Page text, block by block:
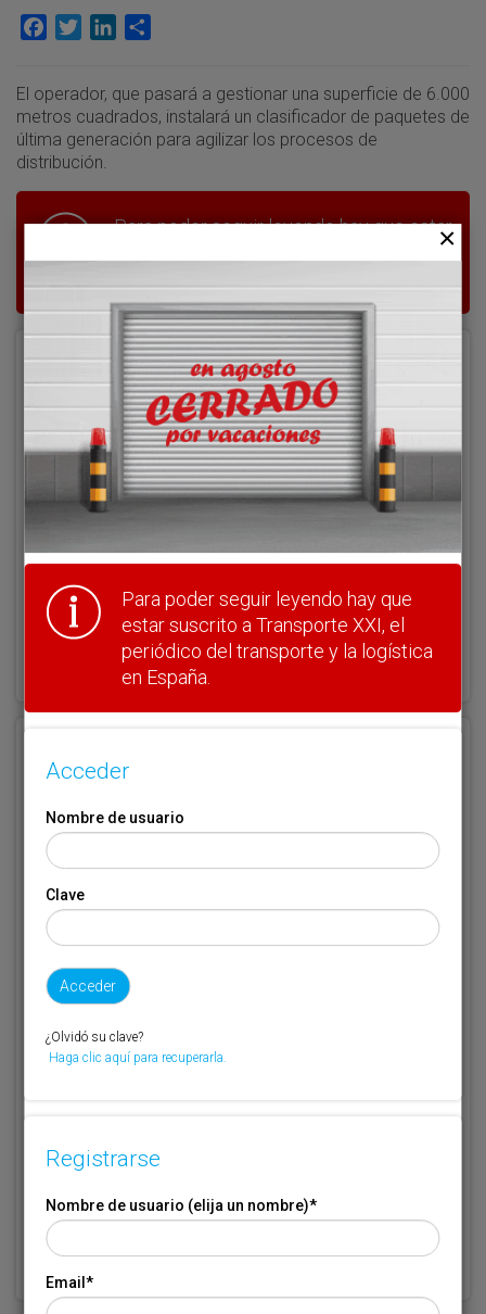
Facebook
TwitterLinkedIn
El operador, que pasará a gestionar una superficie de 6.000
metros cuadrados, instalará un clasificador de paquetes de
última generación para agilizar los procesos de
distribución.
Para poder seguir leyendo hay que estar
Nombre de usuario
Clave
¿Olvidó su clave?
Haga clic aquí para recuperarla.
Registrarse
Si no recuerda o no tiene a mano su código de suscriptor llame al
teléfono 944 400 000 y se lo recordaremos.
Por favor indique que ha leído y está de acuerdo con las
Para poder seguir leyendo hay que
estar suscrito a Transporte XXI, el
periódico del transporte y la logística
en España.
Acceder
Nombre de usuario
Clave
¿Olvidó su clave?
Haga clic aquí para recuperarla.
Registrarse
Nombre de usuario (elija un nombre)*
Email*